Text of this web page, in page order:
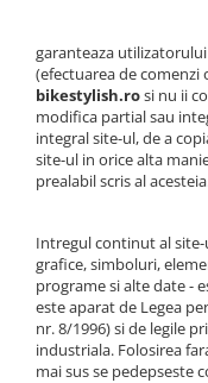
Antifurturi
Suport bidon si bidon
Aparatori noroi
Oglinda
Pompe
Diverse
Accesorii Remorca
Roti ajutatoare
Scaune pentru Copii
Thru Axle
Placute Frana Disc
Saboti Frana
Roti Fata
Frane V-Brake
Set Roti
Suspensii Spate
Butuci Roata
garanteaza
(efectuarea de comenzi
bikestylish.rosi nu ii
modifica partial sau
integral site-ul, de a
site-ul in orice alta
prealabil scris al
Intregul continut al
grafice, simboluri,
programe si alte date -
este aparat de Legea
nr. 8/1996) si de legile
industriala. Folosirea
mai sus se pedepseste